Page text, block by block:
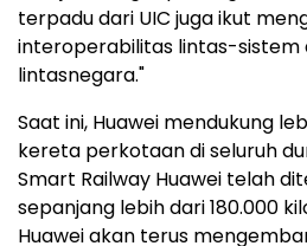
terpadu dari UIC juga ikut
interoperabilitas lintas-sistem
lintasnegara."
Saat ini, Huawei mendukung
kereta perkotaan di seluruh
Smart Railway Huawei telah
sepanjang lebih dari 180.000
Huawei akan terus